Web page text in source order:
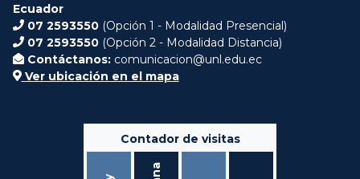
Ecuador
07 2593550 (Opción 1 - Modalidad Presencial)
07 2593550 (Opción 2 - Modalidad Distancia)
Contáctanos: comunicacion@unl.edu.ec
Ver ubicación en el mapa
Contador de visitas